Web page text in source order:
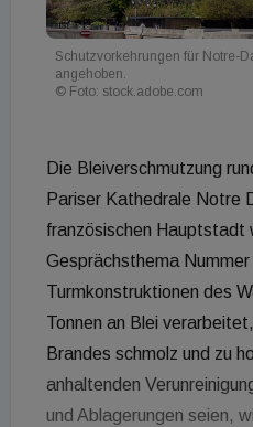
Schutzvorkehrungen für Notre-
angehoben.
© Foto: stock.adobe.com
Die Bleiverschmutzung
Pariser Kathedrale Notre
französischen Hauptstadt
Gesprächsthema
Turmkonstruktionen des
Tonnen an Blei
Brandes schmolz und zu
anhaltenden
und Ablagerungen seien,